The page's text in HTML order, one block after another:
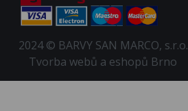
2024 © BARVY SAN MARCO, s.r.o.
Tvorba webů a eshopů Brno